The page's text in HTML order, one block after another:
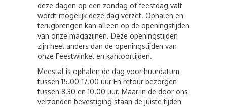
deze dagen op een zondag of feestdag valt
wordt mogelijk deze dag verzet. Ophalen en
terugbrengen kan alleen op de openingstijden
van onze magazijnen. Deze openingstijden
zijn heel anders dan de openingstijden van
onze Feestwinkel en kantoortijden.
Meestal is ophalen de dag voor huurdatum
tussen 15.00-17.00 uur En retour bezorgen
tussen 8.30 en 10.00 uur. Maar in de door ons
verzonden bevestiging staan de juiste tijden